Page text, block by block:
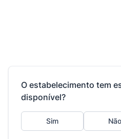
O estabelecimento tem
disponível?
Sim Não